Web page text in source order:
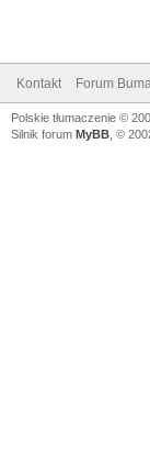
Kontakt Forum
Polskie tłumaczenie ©
Silnik forum MyBB , ©